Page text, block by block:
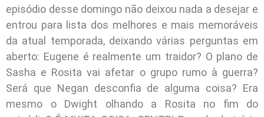
episódio desse domingo não deixou nada a desejar e
entrou para lista dos melhores e mais memoráveis
da atual temporada, deixando várias perguntas em
aberto: Eugene é realmente um traidor? O plano de
Sasha e Rosita vai afetar o grupo rumo à guerra?
Será que Negan desconfia de alguma coisa? Era
mesmo o Dwight olhando a Rosita no fim do